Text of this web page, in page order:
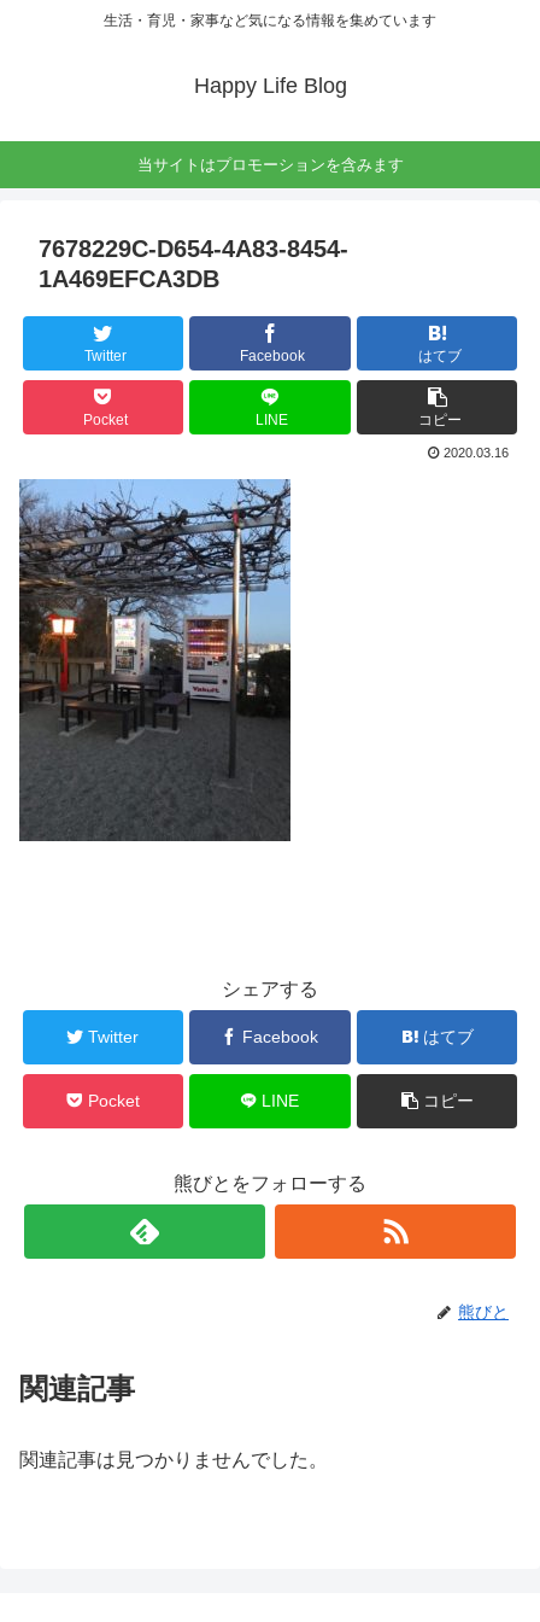
生活・育児・家事など気になる情報を集めています
Happy Life Blog
当サイトはプロモーションを含みます
7678229C-D654-4A83-8454-
1A469EFCA3DB
Twitter Facebook はてブ
Pocket LINE コピー
2020.03.16
シェアする
Twitter Facebook はてブ
Pocket LINE コピー
熊びとをフォローする
熊びと
関連記事
関連記事は見つかりませんでした。